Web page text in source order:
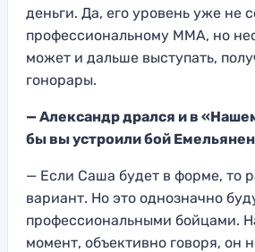
деньги. Да, его уровень уже не
профессиональному ММА, но
может и дальше выступать,
гонорары.
— Александр дрался и в
бы вы устроили бой
— Если Саша будет в форме, то
вариант. Но это однозначно
профессиональными бойцами.
момент, объективно говоря, он